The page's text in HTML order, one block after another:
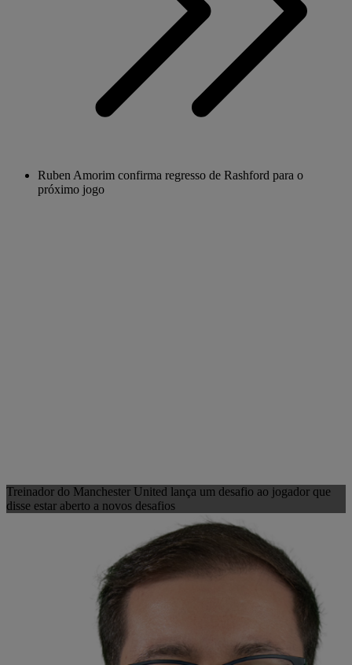
Ruben Amorim confirma regresso de Rashford para o
próximo jogo
Treinador do Manchester United lança um desafio ao jogador que
disse estar aberto a novos desafios